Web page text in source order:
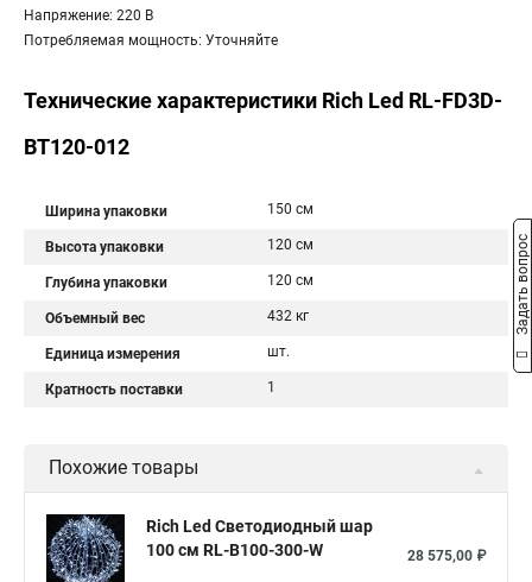
Напряжение: 220 В
Потребляемая мощность: Уточняйте
Технические характеристики Rich Led RL-FD3D-
BT120-012
Ширина упаковки 150 см
Высота упаковки 120 см
Глубина упаковки 120 см
Объемный вес 432 кг
Единица измерения шт.
Кратность поставки 1
Похожие товары
Rich Led Светодиодный шар
100 см RL-B100-300-W
28 575,00 ₽
Задать вопрос